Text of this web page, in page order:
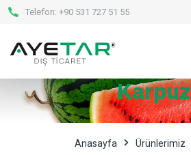
Telefon: +90 531 727 51 55
Karpuz
Anasayfa Ürünlerimiz